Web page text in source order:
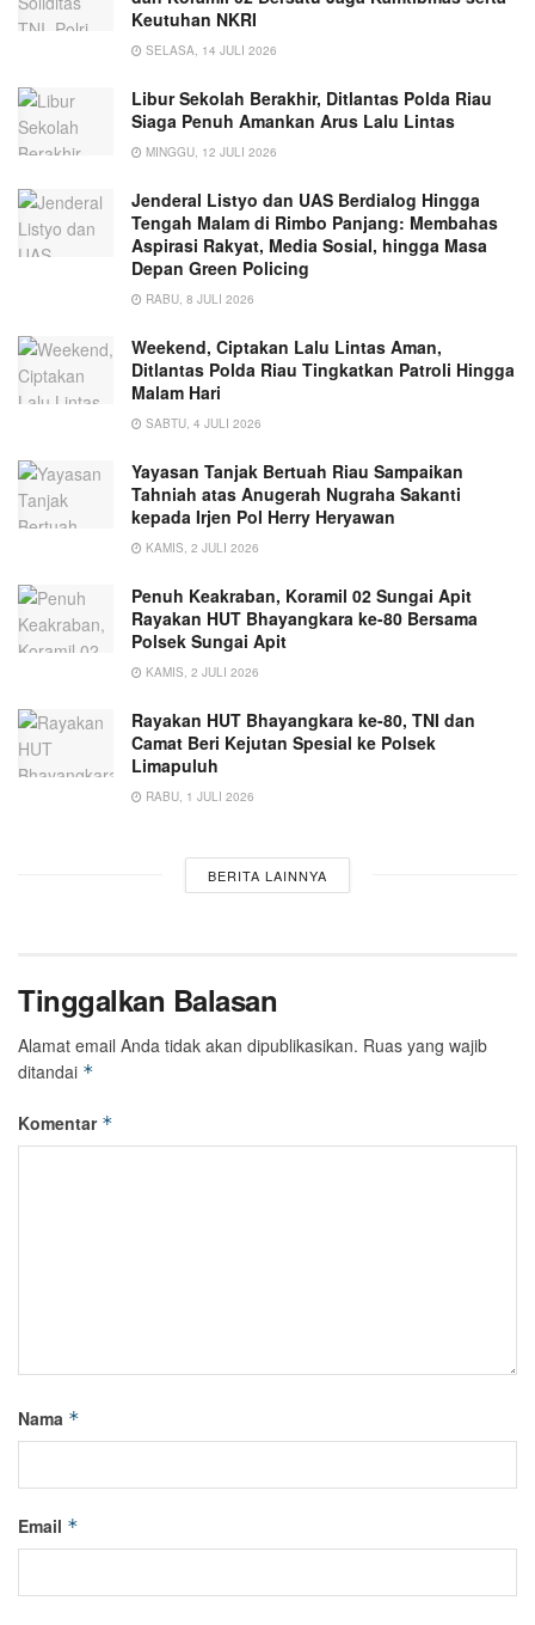
Keutuhan NKRI
SELASA, 14 JULI 2026
Libur Sekolah Berakhir, Ditlantas Polda Riau
Siaga Penuh Amankan Arus Lalu Lintas
MINGGU, 12 JULI 2026
Jenderal Listyo dan UAS Berdialog Hingga
Tengah Malam di Rimbo Panjang: Membahas
Aspirasi Rakyat, Media Sosial, hingga Masa
Depan Green Policing
RABU, 8 JULI 2026
Weekend, Ciptakan Lalu Lintas Aman,
Ditlantas Polda Riau Tingkatkan Patroli Hingga
Malam Hari
SABTU, 4 JULI 2026
Yayasan Tanjak Bertuah Riau Sampaikan
Tahniah atas Anugerah Nugraha Sakanti
kepada Irjen Pol Herry Heryawan
KAMIS, 2 JULI 2026
Penuh Keakraban, Koramil 02 Sungai Apit
Rayakan HUT Bhayangkara ke-80 Bersama
Polsek Sungai Apit
KAMIS, 2 JULI 2026
Rayakan HUT Bhayangkara ke-80, TNI dan
Camat Beri Kejutan Spesial ke Polsek
Limapuluh
RABU, 1 JULI 2026
BERITA LAINNYA
Tinggalkan Balasan
Alamat email Anda tidak akan dipublikasikan. Ruas yang wajib
ditandai *
Komentar *
Nama *
Email *